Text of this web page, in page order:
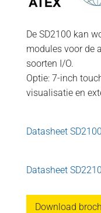
De SD2100 kan
modules voor de
soorten I/O.
Optie: 7-inch
visualisatie en
Datasheet SD2100
Datasheet SD2210
Download